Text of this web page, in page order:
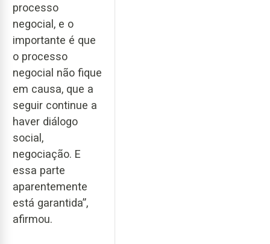
processo
negocial, e o
importante é que
o processo
negocial não fique
em causa, que a
seguir continue a
haver diálogo
social,
negociação. E
essa parte
aparentemente
está garantida”,
afirmou.